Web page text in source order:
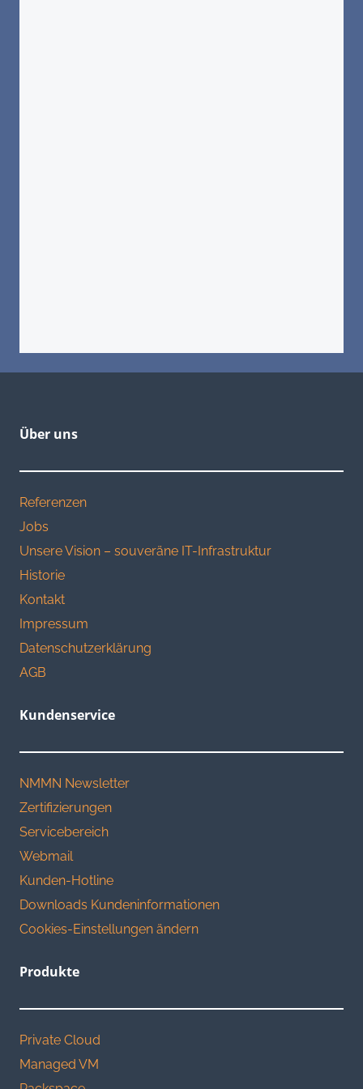
Über uns
Referenzen
Jobs
Unsere Vision – souveräne IT-Infrastruktur
Historie
Kontakt
Impressum
Datenschutzerklärung
AGB
Kundenservice
NMMN Newsletter
Zertifizierungen
Servicebereich
Webmail
Kunden-Hotline
Downloads Kundeninformationen
Cookies-Einstellungen ändern
Produkte
Private Cloud
Managed VM